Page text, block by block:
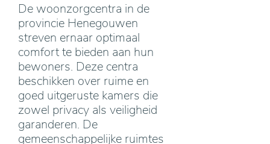
De woonzorgcentra in de
provincie Henegouwen
streven ernaar optimaal
comfort te bieden aan hun
bewoners. Deze centra
beschikken over ruime en
goed uitgeruste kamers die
zowel privacy als veiligheid
garanderen. De
gemeenschappelijke ruimtes